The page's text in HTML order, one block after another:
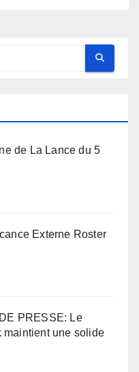
de La Lance du 5
Externe Roster
PRESSE: Le
maintient une solide